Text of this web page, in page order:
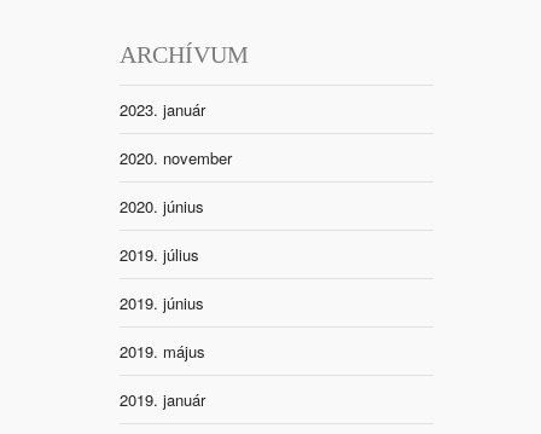
ARCHÍVUM
2023. január
2020. november
2020. június
2019. július
2019. június
2019. május
2019. január